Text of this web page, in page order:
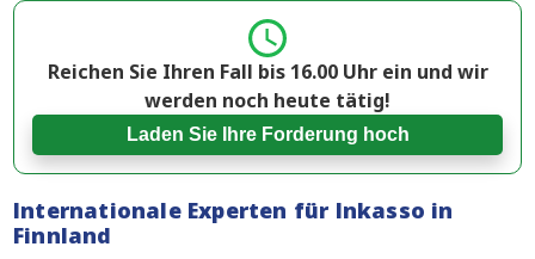
Reichen Sie Ihren Fall bis 16.00 Uhr ein und wir
werden noch heute tätig!
Laden Sie Ihre Forderung hoch
Internationale Experten für Inkasso in
Finnland